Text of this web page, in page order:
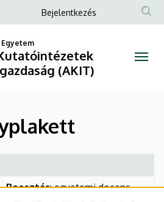
Anonim
fiók
menüje
Bejelentkezés
(AKIT)
Beosztás: egyetemi docens